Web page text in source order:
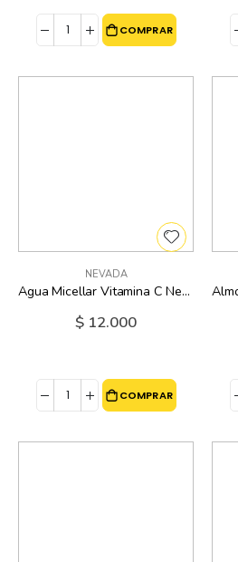
COMPRAR
NEVADA
Agua Micellar Vitamina C Nevada - 150 Ml
$ 12.000
COMPRAR